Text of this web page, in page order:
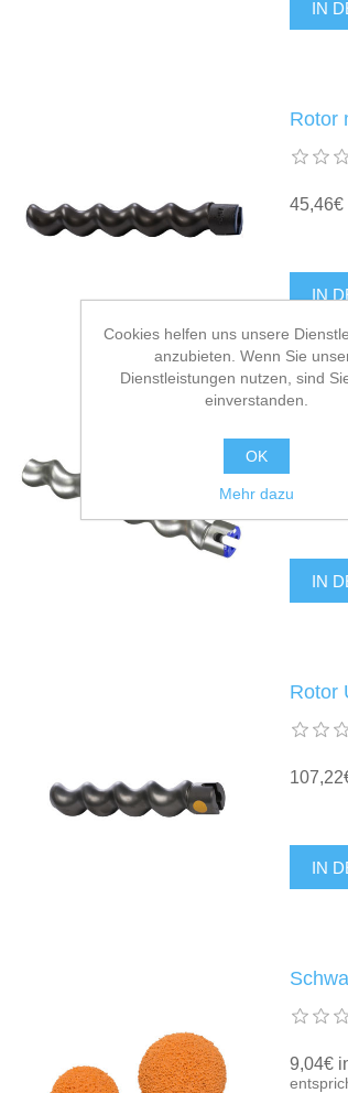
Rotor
45,46€
Rotor
35,34€
Rotor
9,04€
Cookies helfen uns unsere
anzubieten. Wenn Sie
Dienstleistungen nutzen, sind
einverstanden.
OK
Mehr dazu